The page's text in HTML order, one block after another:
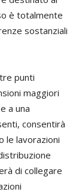
è totalmente
sostanziali
punti
maggiori
a una
consentirà
le lavorazioni
di collegare